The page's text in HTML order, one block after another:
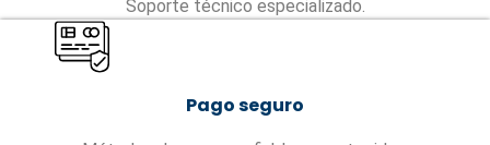
Soporte técnico especializado.
Pago seguro